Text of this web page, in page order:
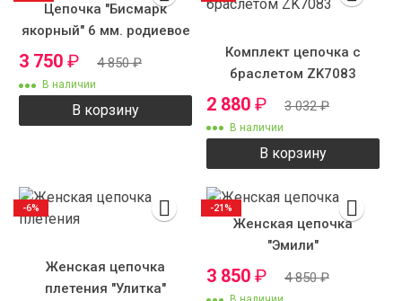
Цепочка "Бисмарк
якорный" 6 мм. родиевое
покрытие
3 750 ₽ 4 850₽
В наличии
В корзину
Комплект цепочка с
браслетом ZK7083
2 880 ₽ 3 032₽
В наличии
В корзину
Женская цепочка
плетения "Улитка"
-6%
Женская цепочка
"Эмили"
3 850 ₽ 4 850₽
-21%